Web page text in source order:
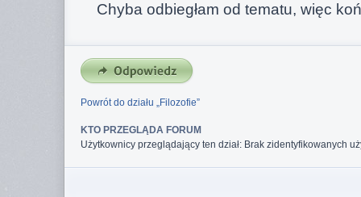
Chyba odbiegłam od tematu, więc
Powrót do działu „Filozofie”
KTO PRZEGLĄDA FORUM
Użytkownicy przeglądający ten dział: Brak zidentyfikowanych